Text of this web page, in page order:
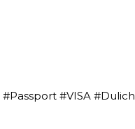
#Passport #VISA #Dulich